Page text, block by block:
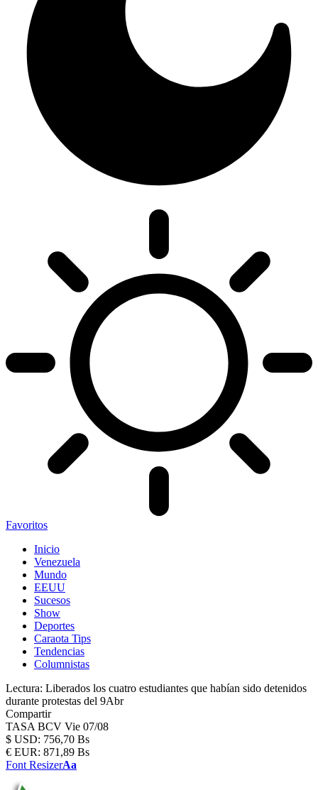
Favoritos
Inicio
Venezuela
Mundo
EEUU
Sucesos
Show
Deportes
Caraota Tips
Tendencias
Columnistas
Lectura: Liberados los cuatro estudiantes que habían sido detenidos
durante protestas del 9Abr
Compartir
TASA BCV Vie 07/08
$ USD: 756,70 Bs
€ EUR: 871,89 Bs
Font ResizerAa